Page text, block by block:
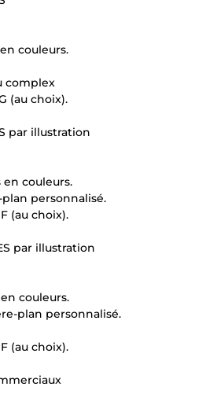
couleurs.
complex
(au choix).
par illustration
en couleurs.
personnalisé.
(au choix).
par illustration
couleurs.
plan personnalisé.
(au choix).